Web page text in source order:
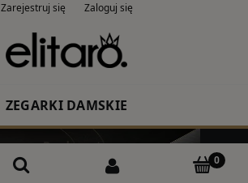
Zarejestruj się Zaloguj się
ZEGARKI DAMSKIE
Producent